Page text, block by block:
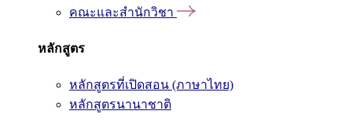
คณะและสำนักวิชา
หลักสูตร
หลักสูตรที่เปิดสอน (ภาษาไทย)
หลักสูตรนานาชาติ